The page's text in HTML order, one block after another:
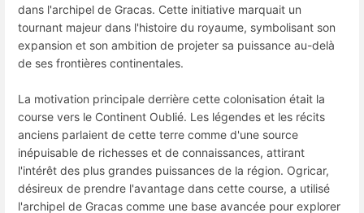
dans l'archipel de Gracas. Cette initiative marquait un
tournant majeur dans l'histoire du royaume, symbolisant son
expansion et son ambition de projeter sa puissance au-delà
de ses frontières continentales.
La motivation principale derrière cette colonisation était la
course vers le Continent Oublié. Les légendes et les récits
anciens parlaient de cette terre comme d'une source
inépuisable de richesses et de connaissances, attirant
l'intérêt des plus grandes puissances de la région. Ogricar,
désireux de prendre l'avantage dans cette course, a utilisé
l'archipel de Gracas comme une base avancée pour explorer